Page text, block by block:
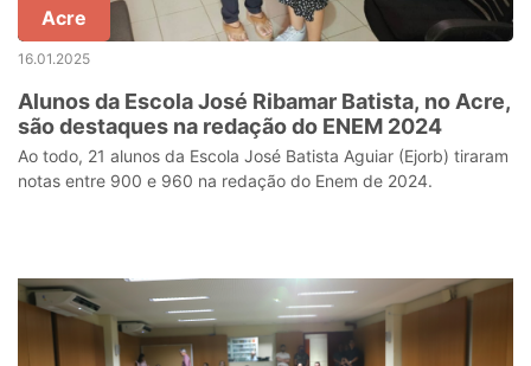
Acre
16.01.2025
Alunos da Escola José Ribamar Batista, no Acre,
são destaques na redação do ENEM 2024
Ao todo, 21 alunos da Escola José Batista Aguiar (Ejorb) tiraram
notas entre 900 e 960 na redação do Enem de 2024.